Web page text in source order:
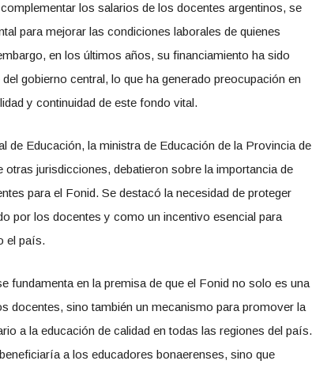
los salarios de los docentes argentinos, se
para mejorar las condiciones laborales de quienes
en los últimos años, su financiamiento ha sido
gobierno central, lo que ha generado preocupación en
y continuidad de este fondo vital.
de Educación, la ministra de Educación de la Provincia de
jurisdicciones, debatieron sobre la importancia de
para el Fonid. Se destacó la necesidad de proteger
por los docentes y como un incentivo esencial para
el país.
fundamenta en la premisa de que el Fonid no solo es una
docentes, sino también un mecanismo para promover la
a la educación de calidad en todas las regiones del país.
a los educadores bonaerenses, sino que